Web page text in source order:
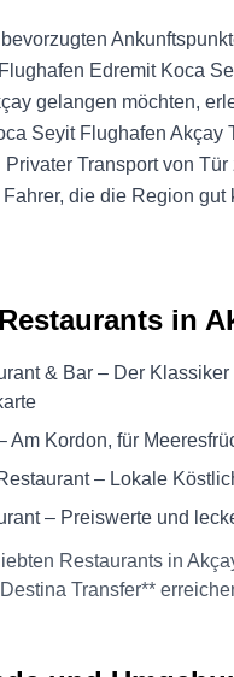
Edremit Koca
gelangen möchten,
Seyit Flughafen
Privater Transport von
die die Region
in
& Bar – Der
Am Kordon, für
– Lokale
– Preiswerte und
Restaurants in
Transfer**